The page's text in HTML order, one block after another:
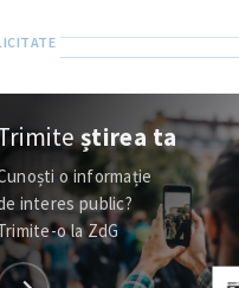
știrea ta
o informație
interes public?
o la ZdG